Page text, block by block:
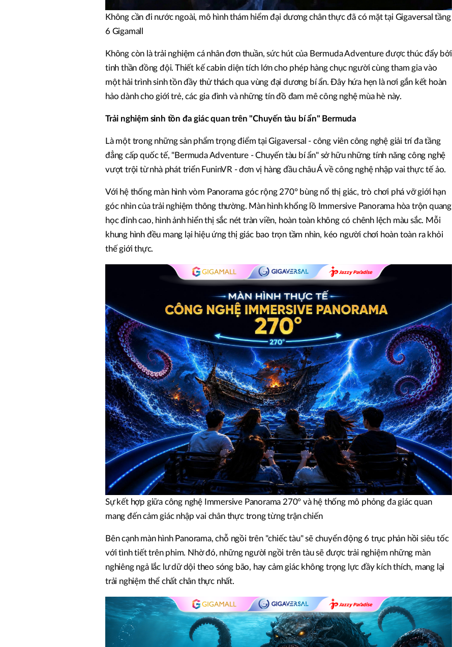
Không cần đi nước ngoài, mô hình thám hiểm đại dương chân thực đã có mặt tại Gigaversal tầng
6 Gigamall
Không còn là trải nghiệm cá nhân đơn thuần, sức hút của Bermuda Adventure được thúc đẩy bởi
tinh thần đồng đội. Thiết kế cabin diện tích lớn cho phép hàng chục người cùng tham gia vào
một hải trình sinh tồn đầy thử thách qua vùng đại dương bí ẩn. Đây hứa hẹn là nơi gắn kết hoàn
hảo dành cho giới trẻ, các gia đình và những tín đồ đam mê công nghệ mùa hè này.
Trải nghiệm sinh tồn đa giác quan trên "Chuyến tàu bí ẩn" Bermuda
Là một trong những sản phẩm trọng điểm tại Gigaversal - công viên công nghệ giải trí đa tầng
đẳng cấp quốc tế, "Bermuda Adventure - Chuyến tàu bí ẩn" sở hữu những tính năng công nghệ
vượt trội từ nhà phát triển FuninVR - đơn vị hàng đầu châu Á về công nghệ nhập vai thực tế ảo.
Với hệ thống màn hình vòm Panorama góc rộng 270° bùng nổ thị giác, trò chơi phá vỡ giới hạn
góc nhìn của trải nghiệm thông thường. Màn hình khổng lồ Immersive Panorama hòa trộn quang
học đỉnh cao, hình ảnh hiển thị sắc nét tràn viền, hoàn toàn không có chênh lệch màu sắc. Mỗi
khung hình đều mang lại hiệu ứng thị giác bao trọn tầm nhìn, kéo người chơi hoàn toàn ra khỏi
thế giới thực.
Sự kết hợp giữa công nghệ Immersive Panorama 270° và hệ thống mô phỏng đa giác quan
mang đến cảm giác nhập vai chân thực trong từng trận chiến
Bên cạnh màn hình Panorama, chỗ ngồi trên "chiếc tàu" sẽ chuyển động 6 trục phản hồi siêu tốc
với tình tiết trên phim. Nhờ đó, những người ngồi trên tàu sẽ được trải nghiệm những màn
nghiêng ngả lắc lư dữ dội theo sóng bão, hay cảm giác không trọng lực đầy kích thích, mang lại
trải nghiệm thể chất chân thực nhất.